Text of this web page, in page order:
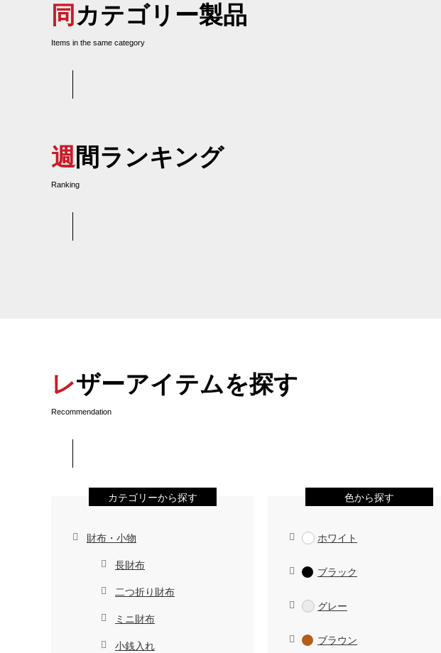
同カテゴリー製品
Items in the same category
週間ランキング
Ranking
レザーアイテムを探す
Recommendation
カテゴリーから探す
財布・小物
長財布
二つ折り財布
ミニ財布
小銭入れ
色から探す
ホワイト
ブラック
グレー
ブラウン